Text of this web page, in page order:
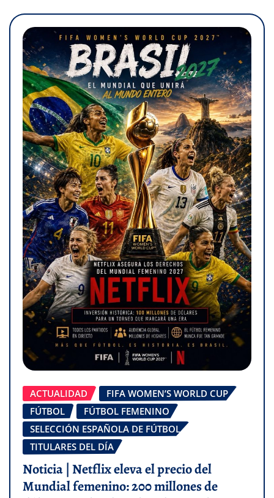
ACTUALIDAD
FIFA WOMEN’S WORLD CUP
FÚTBOL
FÚTBOL FEMENINO
SELECCIÓN ESPAÑOLA DE FÚTBOL
TITULARES DEL DÍA
Noticia | Netflix eleva el precio del
Mundial femenino: 200 millones de